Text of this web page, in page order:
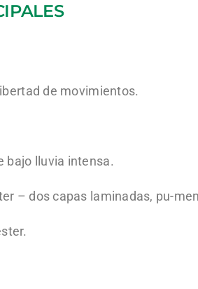
libertad de movimientos.
bajo lluvia intensa.
– dos capas laminadas, pu-